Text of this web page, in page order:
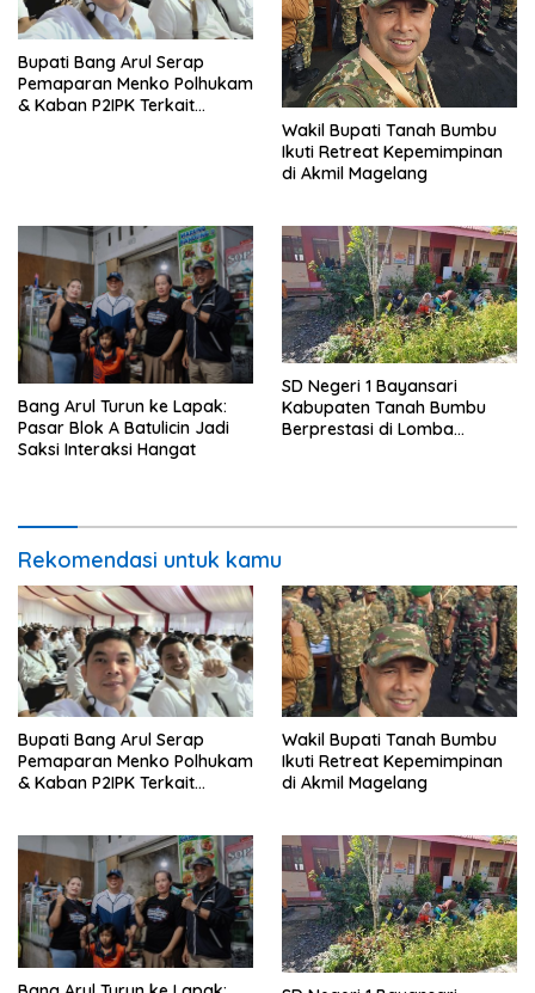
Bupati Bang Arul Serap
Pemaparan Menko Polhukam
& Kaban P2IPK Terkait
Wakil Bupati Tanah Bumbu
Ikuti Retreat Kepemimpinan
di Akmil Magelang
Bang Arul Turun ke Lapak:
Pasar Blok A Batulicin Jadi
Saksi Interaksi Hangat
SD Negeri 1 Bayansari
Kabupaten Tanah Bumbu
Berprestasi di Lomba
Rekomendasi untuk kamu
Bupati Bang Arul Serap
Pemaparan Menko Polhukam
& Kaban P2IPK Terkait
Wakil Bupati Tanah Bumbu
Ikuti Retreat Kepemimpinan
di Akmil Magelang